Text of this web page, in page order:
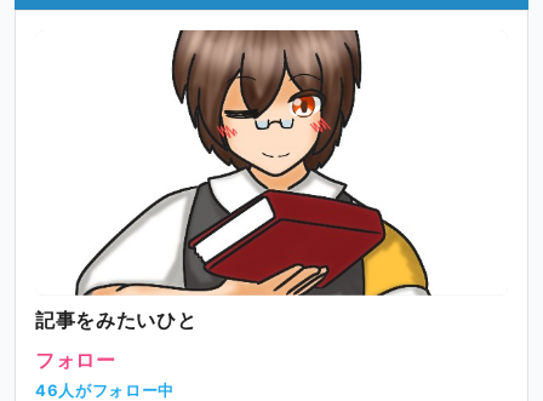
記事をみたいひと
フォロー
46人がフォロー中